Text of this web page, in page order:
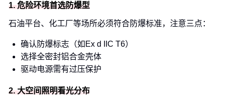
1. 危险环境首选防爆型
石油平台、化工厂等场所必须符合防爆标准，注意三点：
确认防爆标志（如Ex d IIC T6）
选择全密封铝合金壳体
驱动电源需有过压保护
2. 大空间照明看光分布